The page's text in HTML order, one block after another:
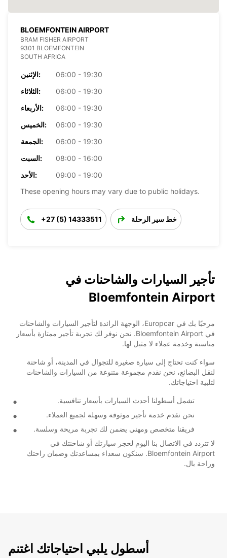
BLOEMFONTEIN AIRPORT
BRAM FISHER AIRPORT
9301 BLOEMFONTEIN
SOUTH AFRICA
الإثنين:
06:00 - 19:30
الثلاثاء:
06:00 - 19:30
الأربعاء:
06:00 - 19:30
الخميس:
06:00 - 19:30
الجمعة:
06:00 - 19:30
السبت:
08:00 - 16:00
الأحد:
09:00 - 19:00
These opening hours may vary due to public holidays.
+27 (5) 14333511 خط سير الرحلة
تأجير السيارات والشاحنات في
Bloemfontein Airport
مرحبًا بك في Europcar، الوجهة الرائدة لتأجير السيارات والشاحنات
في Bloemfontein Airport. نحن نوفر لك تجربة تأجير ممتازة بأسعار
مناسبة وخدمة عملاء لا مثيل لها.
سواء كنت تحتاج إلى سيارة صغيرة للتجوال في المدينة، أو شاحنة
لنقل البضائع، نحن نقدم مجموعة متنوعة من السيارات والشاحنات
لتلبية احتياجاتك.
تشمل أسطولنا أحدث السيارات بأسعار تنافسية.
نحن نقدم خدمة تأجير موثوقة وسهلة لجميع العملاء.
فريقنا متخصص ومهني يضمن لك تجربة مريحة وسلسة.
لا تتردد في الاتصال بنا اليوم لحجز سيارتك أو شاحنتك في
Bloemfontein Airport. سنكون سعداء بمساعدتك وضمان راحتك
وراحة بال.
أسطول يلبي احتياجاتك اغتنم